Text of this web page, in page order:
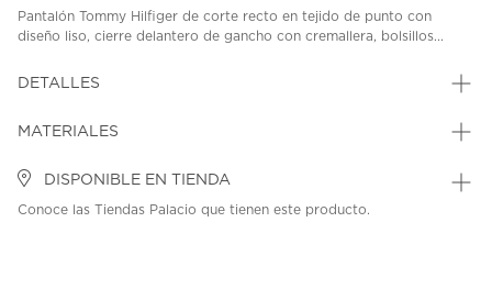
Pantalón Tommy Hilfiger de corte recto en tejido de punto con
diseño liso, cierre delantero de gancho con cremallera, bolsillos...
DETALLES
MATERIALES
DISPONIBLE EN TIENDA
Conoce las Tiendas Palacio que tienen este producto.